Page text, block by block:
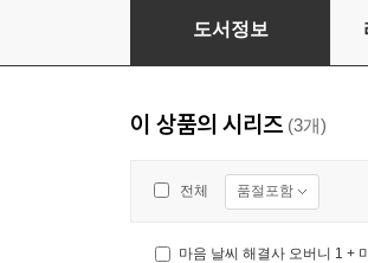
마음 날씨 해결사 오버니 1
도서정보
이 상품의 시리즈 (3개)
전체 품절포함
마음 날씨 해결사 오버니 1 +